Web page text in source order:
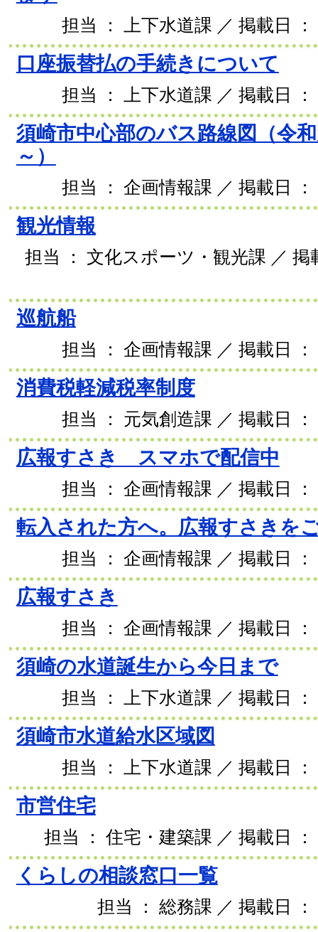
担当 ： 上下水道課 ／ 掲載日 ：
口座振替払の手続きについて
担当 ： 上下水道課 ／ 掲載日 ：
須崎市中心部のバス路線図（令
～）
担当 ： 企画情報課 ／ 掲載日 ：
観光情報
担当 ： 文化スポーツ・観光課 ／ 掲
巡航船
担当 ： 企画情報課 ／ 掲載日 ：
消費税軽減税率制度
担当 ： 元気創造課 ／ 掲載日 ：
広報すさき スマホで配信中
担当 ： 企画情報課 ／ 掲載日 ：
転入された方へ。広報すさきを
担当 ： 企画情報課 ／ 掲載日 ：
広報すさき
担当 ： 企画情報課 ／ 掲載日 ：
須崎の水道誕生から今日まで
担当 ： 上下水道課 ／ 掲載日 ：
須崎市水道給水区域図
担当 ： 上下水道課 ／ 掲載日 ：
市営住宅
担当 ： 住宅・建築課 ／ 掲載日 ：
くらしの相談窓口一覧
担当 ： 総務課 ／ 掲載日